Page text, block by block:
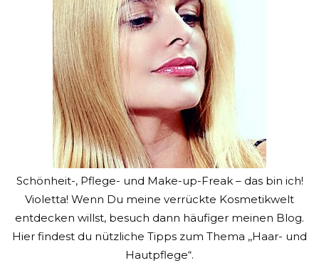
Schönheit-, Pflege- und Make-up-Freak – das bin ich!
Violetta! Wenn Du meine verrückte Kosmetikwelt
entdecken willst, besuch dann häufiger meinen Blog.
Hier findest du nützliche Tipps zum Thema ,,Haar- und
Hautpflege“.